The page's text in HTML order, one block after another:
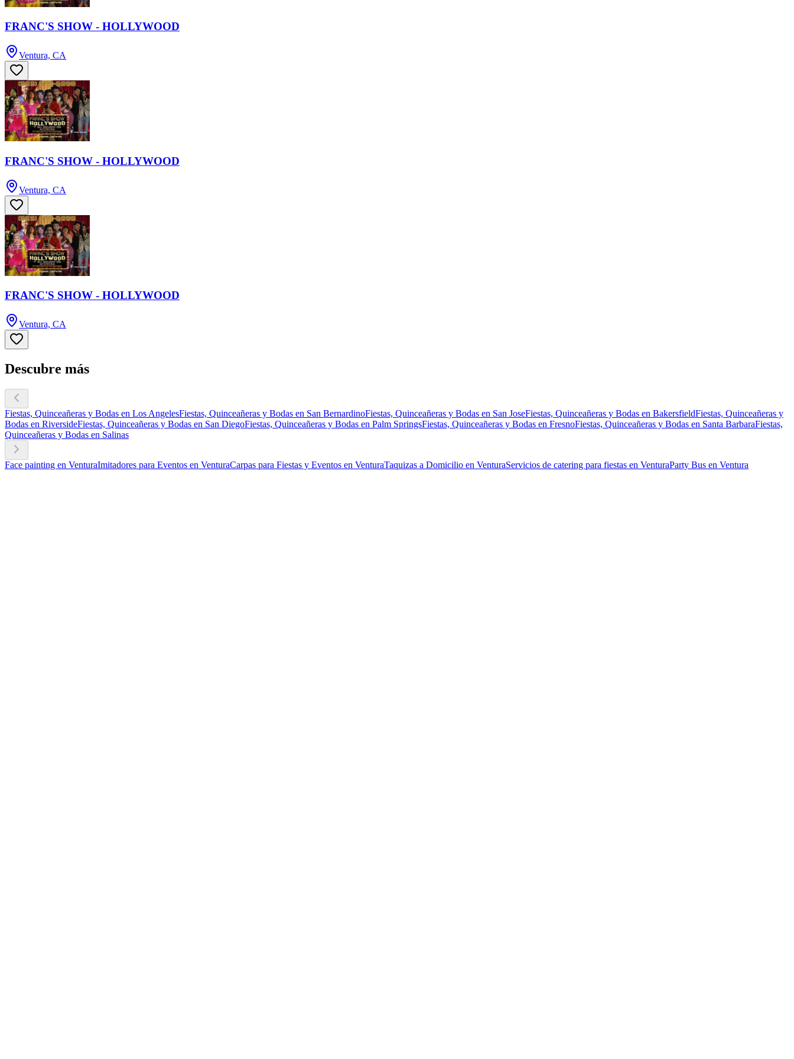
FRANC'S SHOW - HOLLYWOOD
Ventura, CA
FRANC'S SHOW - HOLLYWOOD
Ventura, CA
FRANC'S SHOW - HOLLYWOOD
Ventura, CA
Descubre más
Fiestas, Quinceañeras y Bodas en Los AngelesFiestas, Quinceañeras y Bodas en San BernardinoFiestas, Quinceañeras y Bodas en San JoseFiestas, Quinceañeras y Bodas en BakersfieldFiestas, Quinceañeras y
Bodas en RiversideFiestas, Quinceañeras y Bodas en San DiegoFiestas, Quinceañeras y Bodas en Palm SpringsFiestas, Quinceañeras y Bodas en FresnoFiestas, Quinceañeras y Bodas en Santa BarbaraFiestas,
Quinceañeras y Bodas en Salinas
Face painting en VenturaImitadores para Eventos en VenturaCarpas para Fiestas y Eventos en VenturaTaquizas a Domicilio en VenturaServicios de catering para fiestas en VenturaParty Bus en Ventura